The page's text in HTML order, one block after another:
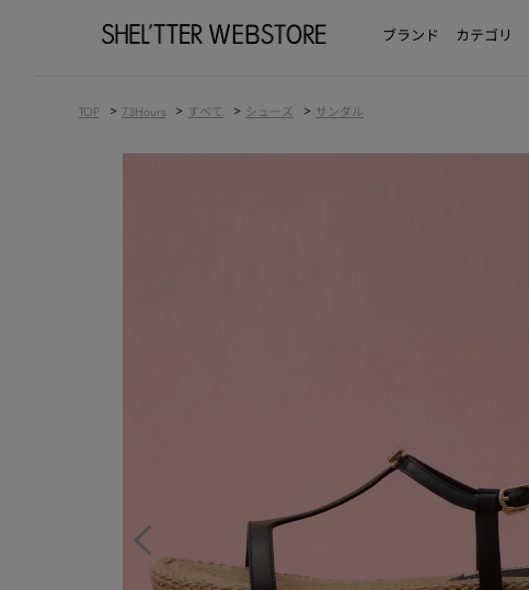
ブランド カテゴリ
TOP > 73Hours > すべて > シューズ > サンダル